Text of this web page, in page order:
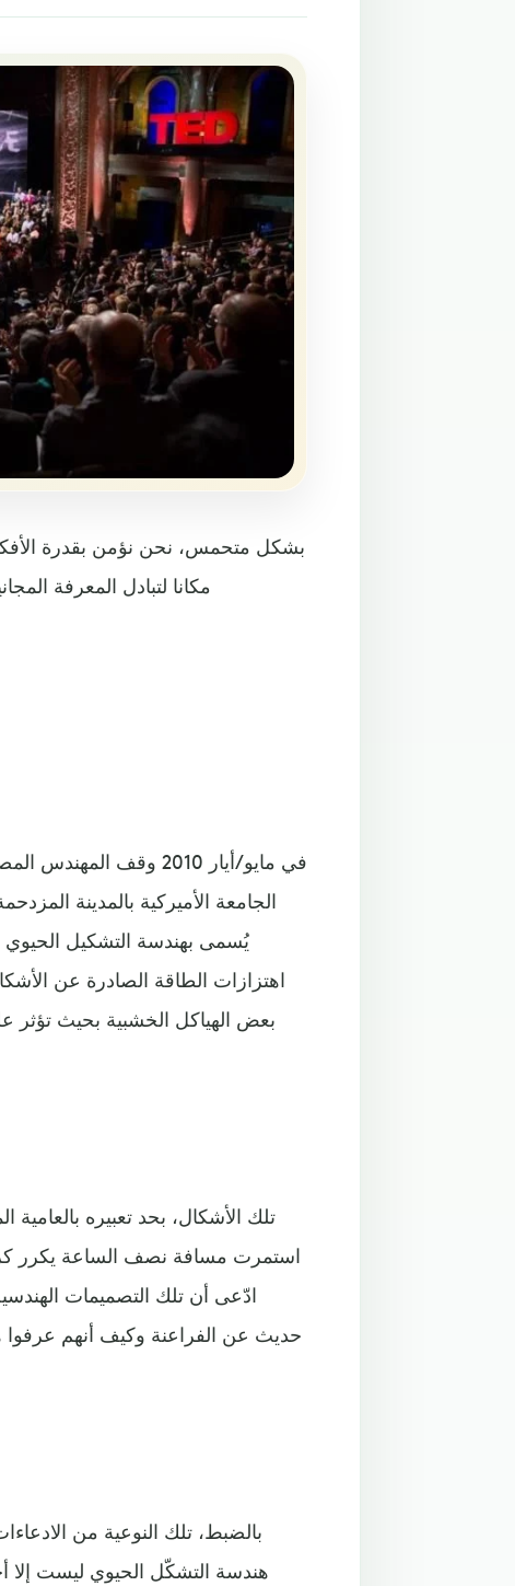
مكانا لتبادل المعرفة
في مايو/أيار 2010
يُسمى بهندسة التشكيل الحيوي
اهتزازات الطاقة الصادرة عن
بعض الهياكل الخشبية بحيث تؤثر
تلك الأشكال، بحد تعبيره بالعامية
استمرت مسافة نصف الساعة يكرر
ادّعى أن تلك التصميمات
حديث عن الفراعنة وكيف أنهم عرفوا
بالضبط، تلك النوعية من
هندسة التشكّل الحيوي ليست إلا